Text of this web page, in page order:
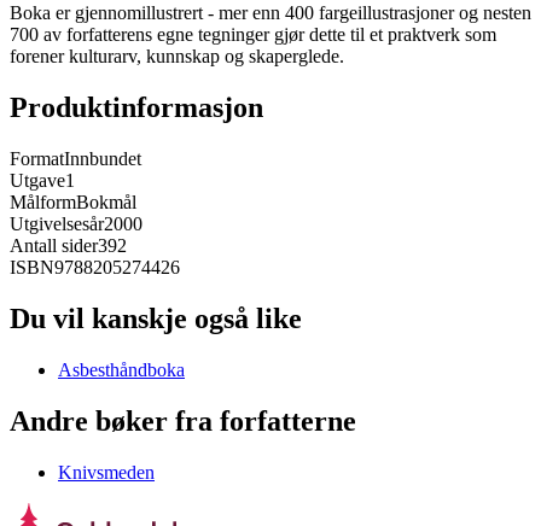
Boka er gjennomillustrert - mer enn 400 fargeillustrasjoner og nesten
700 av forfatterens egne tegninger gjør dette til et praktverk som
forener kulturarv, kunnskap og skaperglede.
Produktinformasjon
FormatInnbundet
Utgave1
MålformBokmål
Utgivelsesår2000
Antall sider392
ISBN9788205274426
Du vil kanskje også like
Asbesthåndboka
Andre bøker fra forfatterne
Knivsmeden